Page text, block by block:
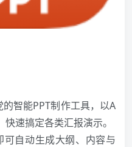
智能PPT制作工具，以A
速搞定各类汇报演示。
可自动生成大纲、内容与